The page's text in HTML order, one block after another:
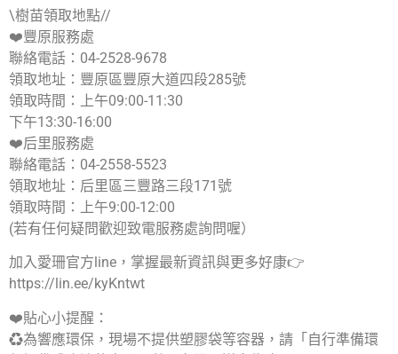
\樹苗領取地點//
❤️豐原服務處
聯絡電話：04-2528-9678
領取地址：豐原區豐原大道四段285號
領取時間：上午09:00-11:30
下午13:30-16:00
❤️后里服務處
聯絡電話：04-2558-5523
領取地址：后里區三豐路三段171號
領取時間：上午9:00-12:00
(若有任何疑問歡迎致電服務處詢問喔）
加入愛珊官方line，掌握最新資訊與更多好康👉
https://lin.ee/kyKntwt
❤️貼心小提醒：
♻️為響應環保，現場不提供塑膠袋等容器，請「自行準備環